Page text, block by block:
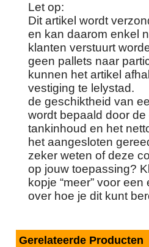
Let op:
Dit artikel wordt
en kan daarom enkel
klanten verstuurt
geen pallets naar
kunnen het artikel
vestiging te lelystad.
de geschiktheid van
wordt bepaald door
tankinhoud en het
het aangesloten
zeker weten of deze
op jouw toepassing?
kopje “meer” voor
over hoe je dit kunt
Gerelateerde Producten